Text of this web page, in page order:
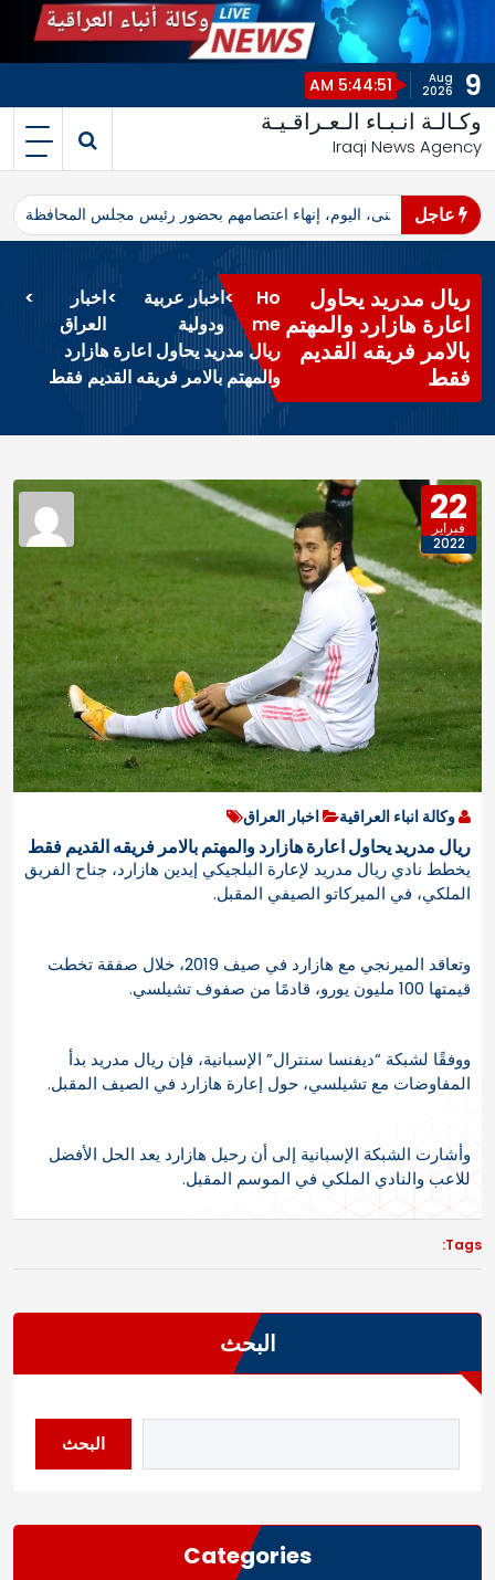
i
t
9
Aug
2026
5:44:51 AM
وكـالـة انـبـاء الـعـراقـيـة
Iraqi News Agency
عاجل
محافظ المثنى، اليوم، إنهاء اعتصامهم بحضور رئيس مجلس المحافظة
ريال مدريد يحاول
اعارة هازارد والمهتم
بالامر فريقه القديم
فقط
Ho
me
>اخبار عربية
ودولية
>اخبار
العراق
>
ريال مدريد يحاول اعارة هازارد
والمهتم بالامر فريقه القديم فقط
22
فبراير
2022
وكالة انباء العراقية اخبار العراق
ريال مدريد يحاول اعارة هازارد والمهتم بالامر فريقه القديم فقط
يخطط نادي ريال مدريد لإعارة البلجيكي إيدين هازارد، جناح الفريق
الملكي، في الميركاتو الصيفي المقبل.
وتعاقد الميرنجي مع هازارد في صيف 2019، خلال صفقة تخطت
قيمتها 100 مليون يورو، قادمًا من صفوف تشيلسي
.
ووفقًا لشبكة “ديفنسا سنترال” الإسبانية، فإن ريال مدريد بدأ
المفاوضات مع تشيلسي، حول إعارة هازارد في الصيف المقبل.
وأشارت الشبكة الإسبانية إلى أن رحيل هازارد يعد الحل الأفضل
للاعب والنادي الملكي في الموسم المقبل.
Tags:
البحث
البحث
Categories